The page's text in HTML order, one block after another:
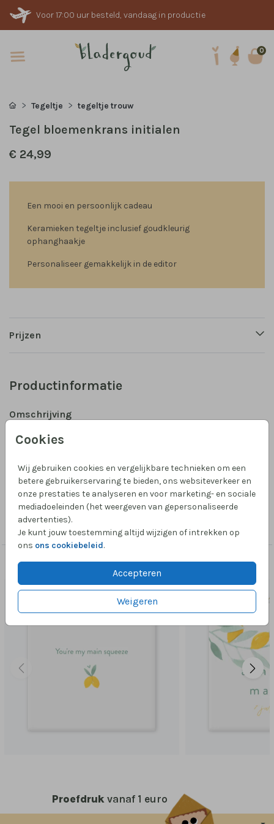
Voor 17:00 uur besteld, vandaag in productie
0
Cookies
Wij gebruiken cookies en vergelijkbare technieken om een
betere gebruikerservaring te bieden, ons websiteverkeer en
onze prestaties te analyseren en voor marketing- en sociale
mediadoeleinden (het weergeven van gepersonaliseerde
advertenties).
Je kunt jouw toestemming altijd wijzigen of intrekken op
ons ons cookiebeleid.
Accepteren
Weigeren
Tegeltje tegeltje trouw
Tegel bloemenkrans initialen
€ 24,99
Een mooi en persoonlijk cadeau
Keramieken tegeltje inclusief goudkleurig
ophanghaakje
Personaliseer gemakkelijk in de editor
Prijzen
Productinformatie
Omschrijving
Een tegeltje met mooie bloemenkrans. Leuk om te
geven als trouw cadeau en om te krijgen. Of geef jezelf
trouwkaart.
Collectie
tegeltje trouw
Dit vind je misschien ook leuk
Proefdruk vanaf 1 euro